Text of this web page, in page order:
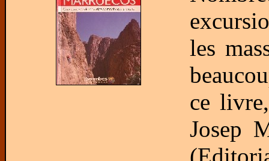
les
ce
Josep